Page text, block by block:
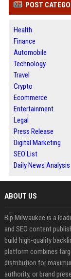
POST
Health
Finance
Automobile
Technology
Travel
Crypto
Ecommerce
Entertainment
Legal
Press Release
Digital Marketing
SEO List
Daily News Analysis
ABOUT US
Bip Milwaukee is a
and SEO content
build high-quality
platform combines
distribution for
authority, or brand